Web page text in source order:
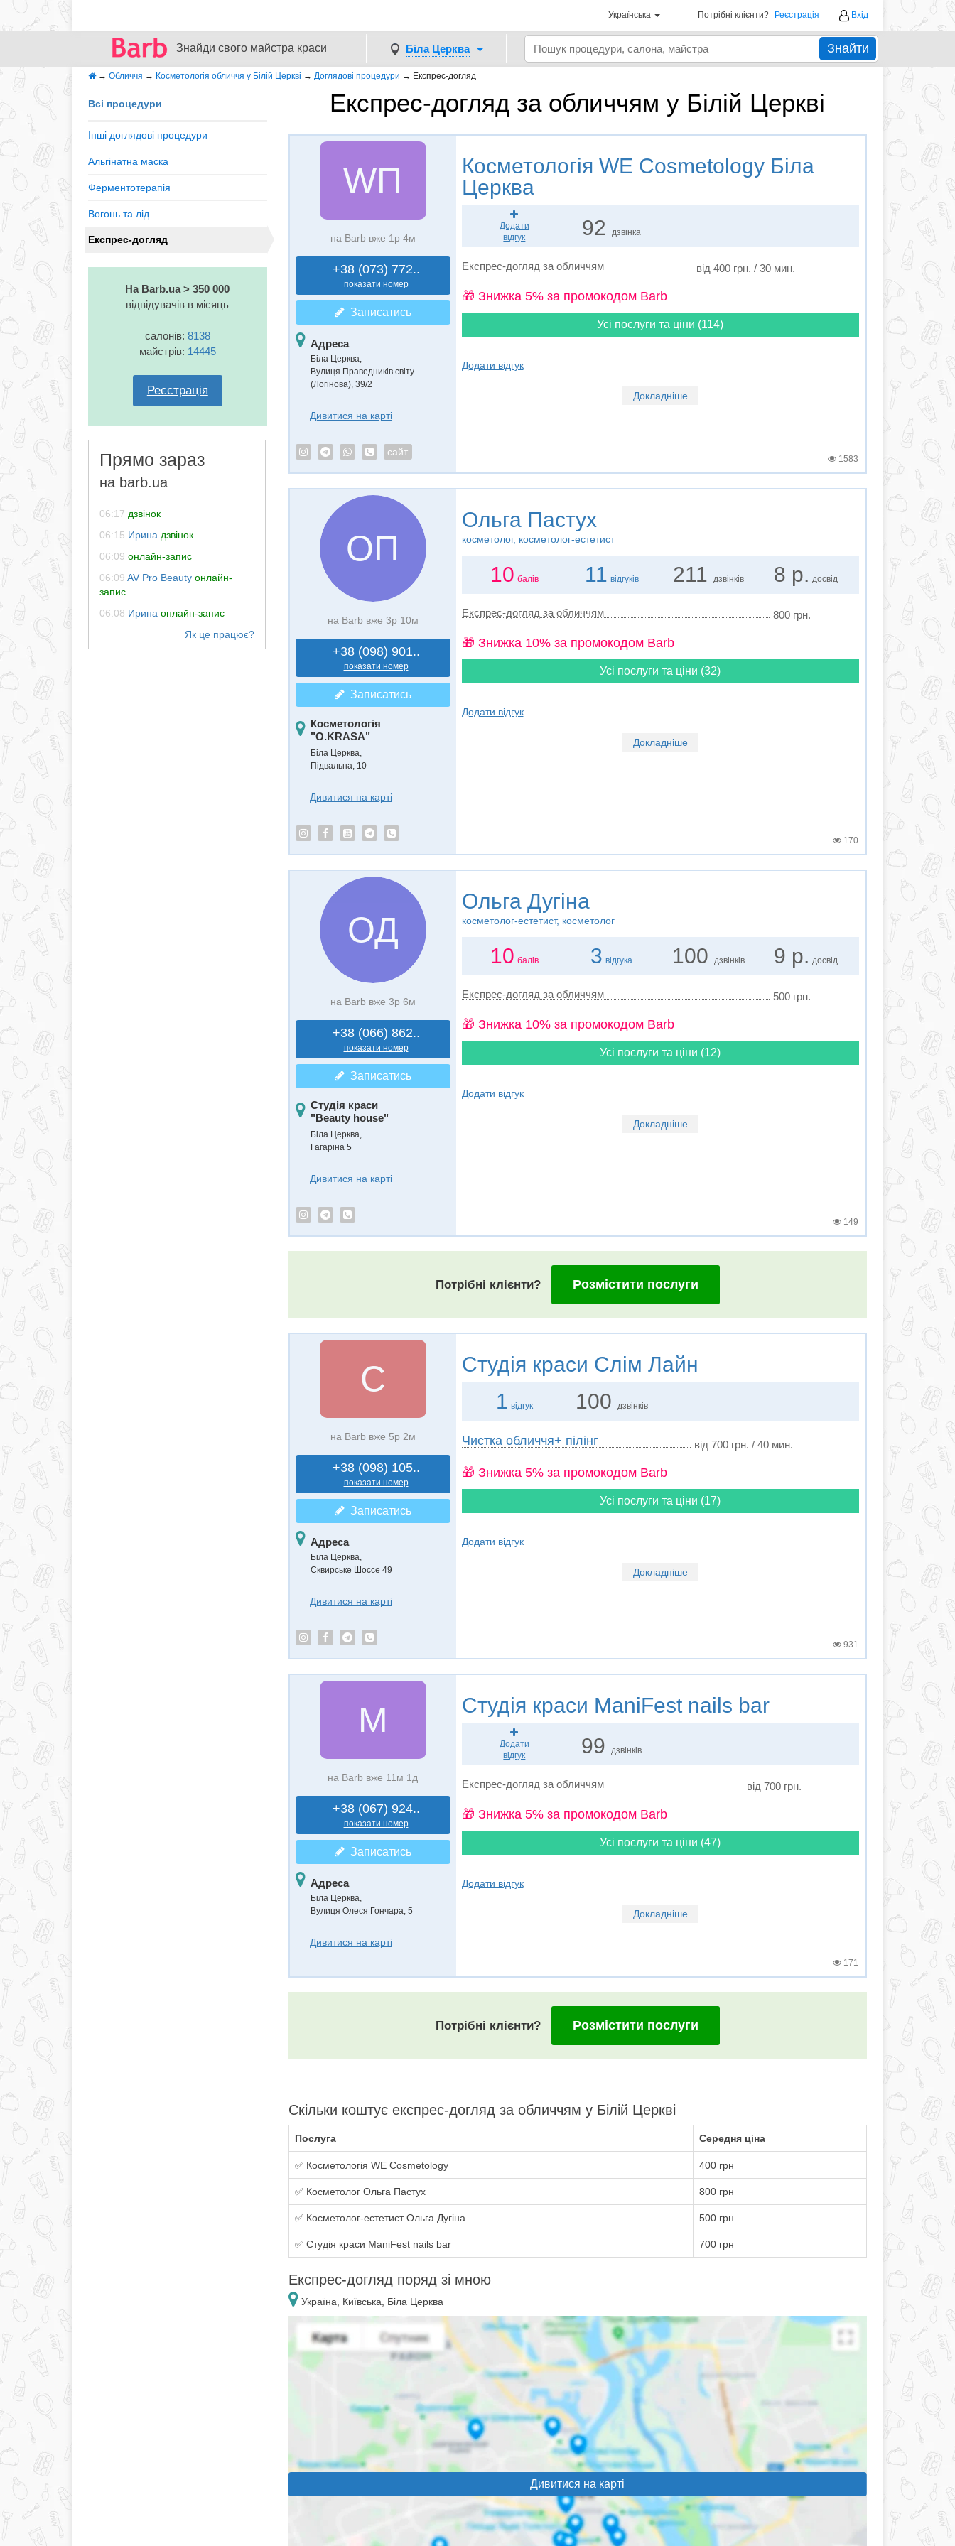
Українська Потрібні клієнти? Реєстрація Вхід
Знайди свого майстра краси Біла Церква Знайти
→ Обличчя → Косметологія обличчя у Білій Церкві → Доглядові процедури → Експрес-догляд
Експрес-догляд за обличчям у Білій Церкві
Всі процедури
Інші доглядові процедури
Альгінатна маска
Ферментотерапія
Вогонь та лід
Експрес-догляд
На Barb.ua > 350 000
відвідувачів в місяць
салонів: 8138
майстрів: 14445
Реєстрація
Прямо зараз
на barb.ua
06:17 дзвінок
06:15 Ирина дзвінок
06:09 онлайн-запис
06:09 AV Pro Beauty онлайн-
запис
06:08 Ирина онлайн-запис
WП
на Barb вже 1р 4м
+38 (073) 772..
показати номер
Записатись
Адреса
Біла Церква,
Вулиця Праведників світу
(Логінова), 39/2
Дивитися на карті
сайт
Косметологія WE Cosmetology Біла
Церква
Додати
відгук
92 дзвінка
Експрес-догляд за обличчям від 400 грн. / 30 мин.
🎁 Знижка 5% за промокодом Barb
Усі послуги та ціни (114)
Додати відгук
Докладніше
1583
ОП
на Barb вже 3р 10м
+38 (098) 901..
показати номер
Записатись
Косметологія
"O.KRASA"
Біла Церква,
Підвальна, 10
Дивитися на карті
Ольга Пастух
косметолог, косметолог-естетист
10 балів 11 відгуків 211 дзвінків 8 р. досвід
Експрес-догляд за обличчям 800 грн.
🎁 Знижка 10% за промокодом Barb
Усі послуги та ціни (32)
Додати відгук
Докладніше
170
ОД
на Barb вже 3р 6м
+38 (066) 862..
показати номер
Записатись
Студія краси
"Beauty house"
Біла Церква,
Гагаріна 5
Дивитися на карті
Ольга Дугіна
косметолог-естетист, косметолог
10 балів 3 відгука 100 дзвінків 9 р. досвід
Експрес-догляд за обличчям 500 грн.
🎁 Знижка 10% за промокодом Barb
Усі послуги та ціни (12)
Додати відгук
Докладніше
149
Потрібні клієнти? Розмістити послуги
С
на Barb вже 5р 2м
+38 (098) 105..
показати номер
Записатись
Адреса
Біла Церква,
Сквирське Шоссе 49
Дивитися на карті
Студія краси Слім Лайн
1 відгук 100 дзвінків
Чистка обличчя+ пілінг від 700 грн. / 40 мин.
🎁 Знижка 5% за промокодом Barb
Усі послуги та ціни (17)
Додати відгук
Докладніше
931
M
на Barb вже 11м 1д
+38 (067) 924..
показати номер
Записатись
Адреса
Біла Церква,
Вулиця Олеся Гончара, 5
Дивитися на карті
Студія краси ManiFest nails bar
Додати
відгук
99 дзвінків
Експрес-догляд за обличчям від 700 грн.
🎁 Знижка 5% за промокодом Barb
Усі послуги та ціни (47)
Додати відгук
Докладніше
171
Потрібні клієнти? Розмістити послуги
Скільки коштує експрес-догляд за обличчям у Білій Церкві
Послуга Середня ціна
✅ Косметологія WE Cosmetology 400 грн
✅ Косметолог Ольга Пастух 800 грн
✅ Косметолог-естетист Ольга Дугіна 500 грн
✅ Студія краси ManiFest nails bar 700 грн
Експрес-догляд поряд зі мною
Україна, Київська, Біла Церква
Дивитися на карті